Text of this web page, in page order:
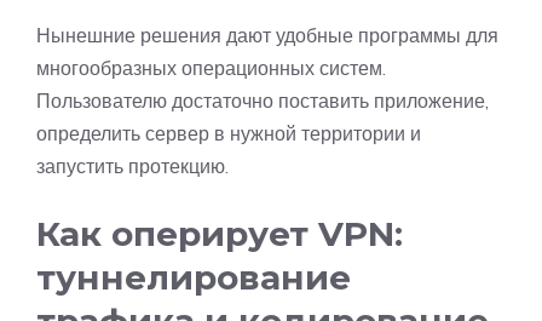
Нынешние решения дают удобные программы для
многообразных операционных систем.
Пользователю достаточно поставить приложение,
определить сервер в нужной территории и
запустить протекцию.
Как оперирует VPN:
туннелирование